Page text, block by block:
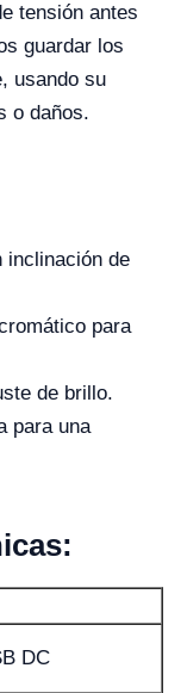
tensión antes
guardar los
usando su
o daños.
inclinación de
para
de brillo.
para una
DC